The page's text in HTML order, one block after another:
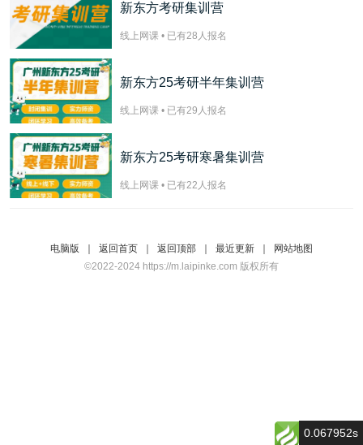
新东方考研集训营
线上网课 • 已有28 人报名
新东方25考研半年集训营
线上网课 • 已有29 人报名
新东方25考研寒暑集训营
线上网课 • 已有22 人报名
电脑版 返回首页 返回顶部 最近更新
网站地图
©2022-2024 https://m.laipinke.com 版权所有
0.067952s